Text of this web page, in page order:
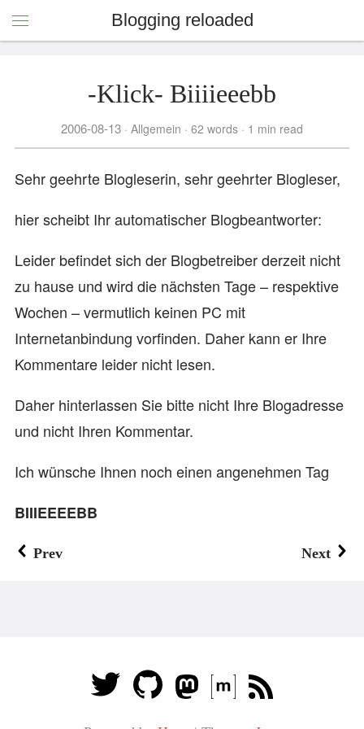
Blogging reloaded
-Klick- Biiiieeebb
2006-08-13 Allgemein 62 words 1 min read
Sehr geehrte Blogleserin, sehr geehrter Blogleser,
hier scheibt Ihr automatischer Blogbeantworter:
Leider befindet sich der Blogbetreiber derzeit nicht
zu hause und wird die nächsten Tage – respektive
Wochen – vermutlich keinen PC mit
Internetanbindung vorfinden. Daher kann er Ihre
Kommentare leider nicht lesen.
Daher hinterlassen Sie bitte nicht Ihre Blogadresse
und nicht Ihren Kommentar.
Ich wünsche Ihnen noch einen angenehmen Tag
BIIIEEEEBB
Prev Next